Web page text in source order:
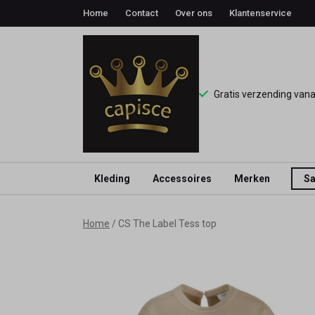
Home Contact Over ons Klantenservice
Gratis verzending
Kleding Accessoires Merken
Home CS The Label Tess top